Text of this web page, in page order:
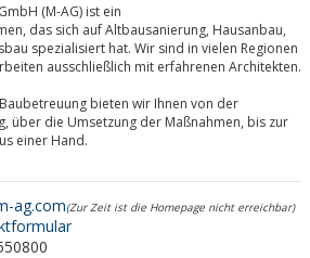
(M-AG) ist ein
das sich auf Altbausanierung, Hausanbau,
spezialisiert hat. Wir sind in vielen Regionen
ausschließlich mit erfahrenen Architekten.
bieten wir Ihnen von der
über die Umsetzung der Maßnahmen, bis zur
einer Hand.
ag.com(Zur Zeit ist die Homepage nicht erreichbar)